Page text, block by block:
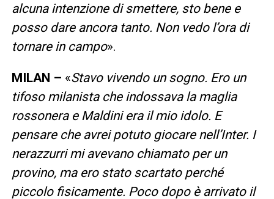
alcuna intenzione di smettere, sto bene e
posso dare ancora tanto. Non vedo l’ora di
tornare in campo».
MILAN – «Stavo vivendo un sogno. Ero un
tifoso milanista che indossava la maglia
rossonera e Maldini era il mio idolo. E
pensare che avrei potuto giocare nell’Inter. I
nerazzurri mi avevano chiamato per un
provino, ma ero stato scartato perché
piccolo fisicamente. Poco dopo è arrivato il